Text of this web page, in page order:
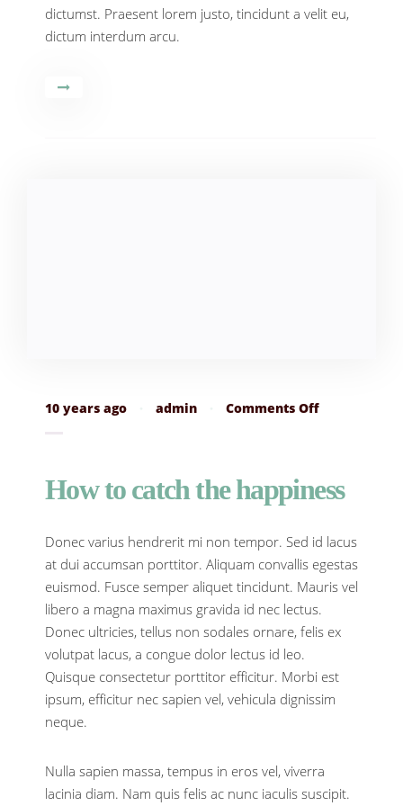
dictumst. Praesent lorem justo, tincidunt a velit eu,
dictum interdum arcu.
10 years ago admin Comments Offon
happiness
How to catch the happiness
Donec varius hendrerit mi non tempor. Sed id lacus
at dui accumsan porttitor. Aliquam convallis egestas
euismod. Fusce semper aliquet tincidunt. Mauris vel
libero a magna maximus gravida id nec lectus.
Donec ultricies, tellus non sodales ornare, felis ex
volutpat lacus, a congue dolor lectus id leo.
Quisque consectetur porttitor efficitur. Morbi est
ipsum, efficitur nec sapien vel, vehicula dignissim
neque.
Nulla sapien massa, tempus in eros vel, viverra
lacinia diam. Nam quis felis ac nunc iaculis suscipit.